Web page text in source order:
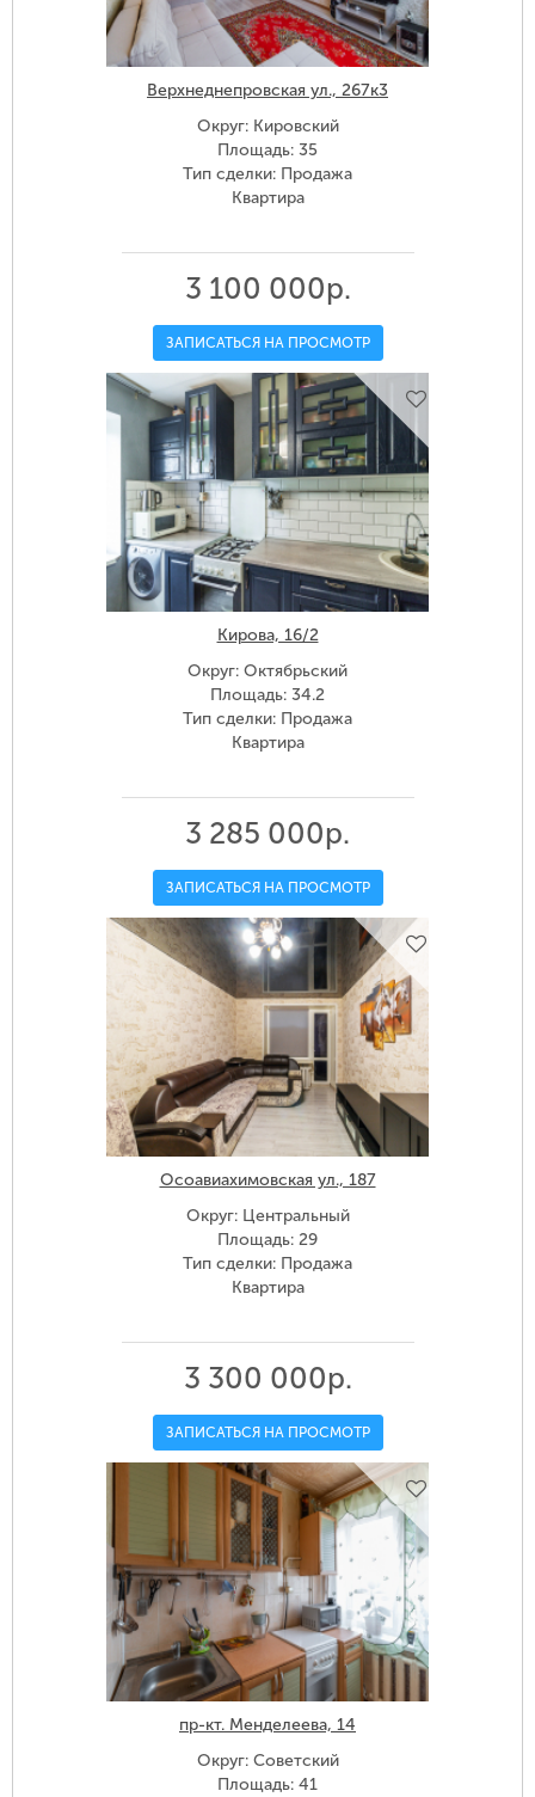
Верхнеднепровская ул., 267к3
Округ: Кировский
Площадь: 35
Тип сделки: Продажа
Квартира
3 100 000р.
ЗАПИСАТЬСЯ НА ПРОСМОТР
Кирова, 16/2
Округ: Октябрьский
Площадь: 34.2
Тип сделки: Продажа
Квартира
3 285 000р.
ЗАПИСАТЬСЯ НА ПРОСМОТР
Осоавиахимовская ул., 187
Округ: Центральный
Площадь: 29
Тип сделки: Продажа
Квартира
3 300 000р.
ЗАПИСАТЬСЯ НА ПРОСМОТР
пр-кт. Менделеева, 14
Округ: Советский
Площадь: 41